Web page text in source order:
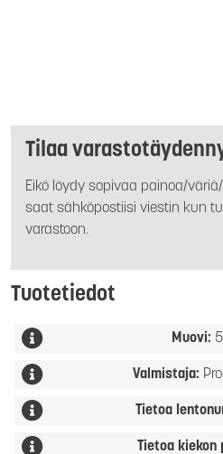
Tilaa
Eikö löydy sopivaa painoa/
saat sähköpostiisi viestin kun
varastoon.
Tuotetiedot
Muovi:
Valmistaja:
Tietoa
Tietoa kiekon